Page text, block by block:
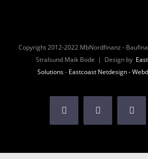
Copyright 2012-2022 MbNordfinanz -
Stralsund Maik Bode | Design by
Solutions- Eastcoast Netdesign -
FacebookTwitter